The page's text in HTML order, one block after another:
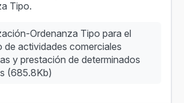
Tipo.
Ordenanza Tipo para el
de actividades comerciales
y prestación de determinados
(685.8Kb)